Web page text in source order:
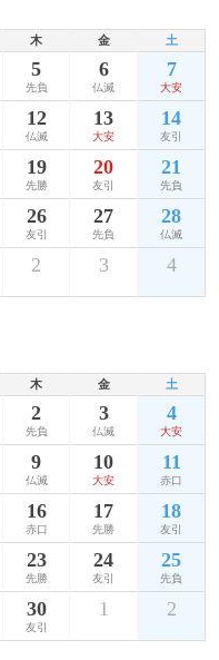
木 金 土
5
先負
6
仏滅
7
大安
12
仏滅
13
大安
14
友引
19
先勝
20
友引
21
先負
26
友引
27
先負
28
仏滅
2 3 4
木 金 土
2
先負
3
仏滅
4
大安
9
仏滅
10
大安
11
赤口
16
赤口
17
先勝
18
友引
23
先勝
24
友引
25
先負
30
友引
1 2